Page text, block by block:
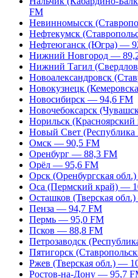
FM
Невинномысск
Нефтекумск
Нефтеюганск (Югра) —
Нижний Новгород —
Нижний Тагил
Новоалександровск
Новокузнецк
Новосибирск — 94,6 FM
Новочебоксарск
Норильск
Новый Свет
Омск — 90,5 FM
Оренбург — 88,3 FM
Орёл — 95,6 FM
Орск (Оренбургская
Оса (Пермский край) —
Осташков (Тверская
Пенза — 94,7 FM
Пермь — 95,0 FM
Псков — 88,8 FM
Петрозаводск
Пятигорск
Ржев (Тверская обл.) —
Ростов-на-Дону — 95,7